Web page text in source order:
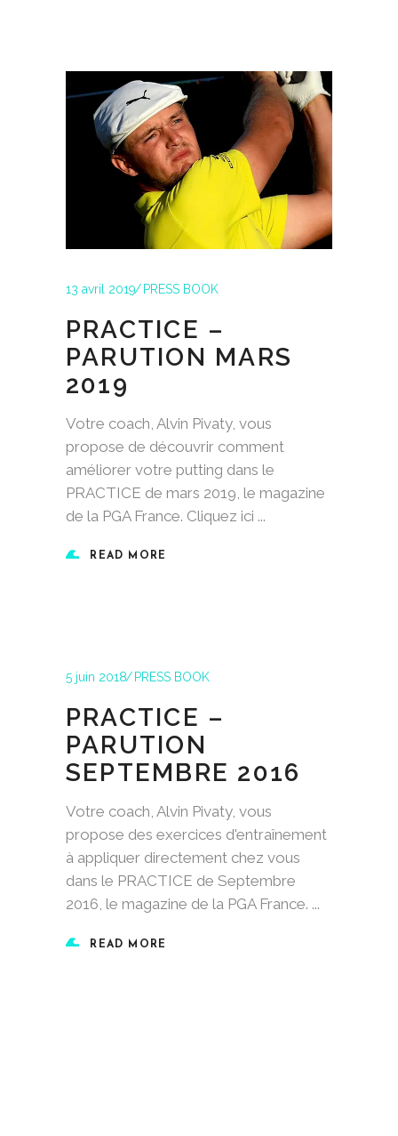
13 avril 2019 PRESS BOOK
PRACTICE –
PARUTION MARS
2019
Votre coach, Alvin Pivaty, vous
propose de découvrir comment
améliorer votre putting dans le
PRACTICE de mars 2019, le magazine
de la PGA France. Cliquez ici
READ MORE
5 juin 2018 PRESS BOOK
PRACTICE –
PARUTION
SEPTEMBRE 2016
Votre coach, Alvin Pivaty, vous
propose des exercices d'entraînement
à appliquer directement chez vous
dans le PRACTICE de Septembre
2016, le magazine de la PGA France.
READ MORE